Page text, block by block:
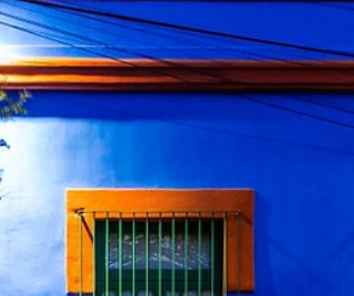
25 mar 2024
Zócalo
El llano y desarbolado Zócalo es uno de los
lugares más emblemáticos de Ciudad de
México. Destino polifacético, nunca le
faltan...